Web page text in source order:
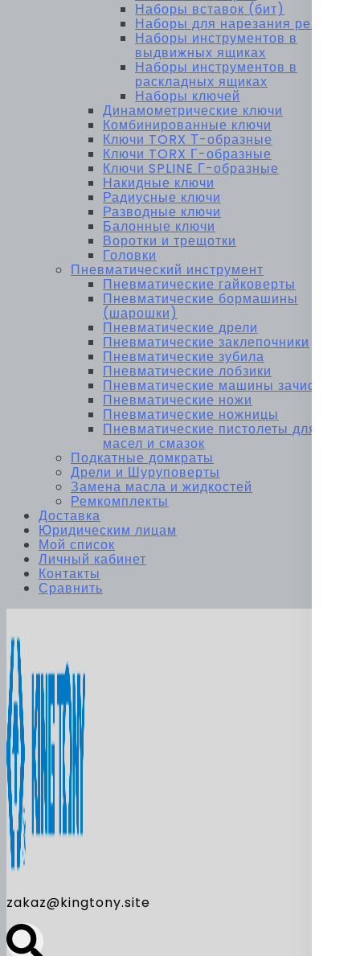
Наборы вставок (бит)
Наборы для нарезания резьбы
Наборы инструментов в
выдвижных ящиках
Наборы инструментов в
раскладных ящиках
Наборы ключей
Динамометрические ключи
Комбинированные ключи
Ключи TORX Т-образные
Ключи TORX Г-образные
Ключи SPLINE Г-образные
Накидные ключи
Радиусные ключи
Разводные ключи
Балонные ключи
Воротки и трещотки
Головки
Пневматический инструмент
Пневматические гайковерты
Пневматические бормашины
(шарошки)
Пневматические дрели
Пневматические заклепочники
Пневматические зубила
Пневматические лобзики
Пневматические машины зачистные
Пневматические ножи
Пневматические ножницы
Пневматические пистолеты для
масел и смазок
Подкатные домкраты
Дрели и Шуруповерты
Замена масла и жидкостей
Ремкомплекты
Доставка
Юридическим лицам
Мой список
Личный кабинет
Контакты
Сравнить
zakaz@kingtony.site